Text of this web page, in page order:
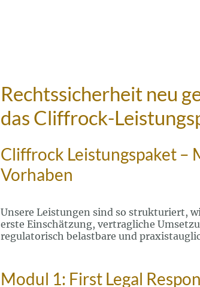
Rechtssicherheit neu
das Cliffrock-
Cliffrock Leistungspaket
Vorhaben
Unsere Leistungen sind so strukturiert,
erste Einschätzung, vertragliche
regulatorisch belastbare und
Modul 1: First Legal